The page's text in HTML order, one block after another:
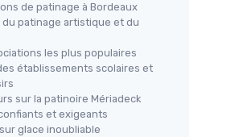
à Glace Femme X Pro
et design attrayant
4,4/5 — 269 avis
de patinage à Bordeaux
du patinage artistique et du
les plus populaires
établissements scolaires et
sur la patinoire Mériadeck
et exigeants
glace inoubliable